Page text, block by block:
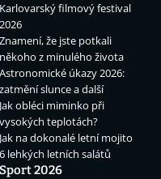
Karlovarský filmový festival
2026
Znamení, že jste potkali
někoho z minulého života
Astronomické úkazy 2026:
zatmění slunce a další
Jak obléci miminko při
vysokých teplotách?
Jak na dokonalé letní mojito
6 lehkých letních salátů
Sport 2026